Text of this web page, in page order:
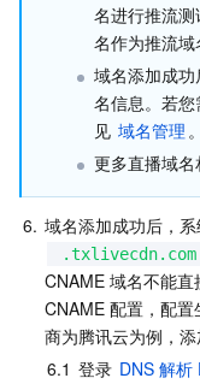
弹性公网 IP
全球应用加速
腾讯云数据仓库
腾讯云数据仓库
腾讯云 BI
多模态智能数据湖
机器翻译
文字识别
智能音乐平台
腾讯云智能体开发
知识引擎原子能力
腾讯混元生3D
腾讯混元大模型
物联网通信
消息队列
消息队列
消息队列 Pulsar 版
移动推送
邮件推送
即时通信 IM
实时音视频
视频服务
媒体直播
媒体点播
名进行推流
名作为推流域
域名添加成
名信息。若
见 域名管理 。
更多直播域
6. 域名添加成功后，
.txlivecdn.com
CNAME 域名不能
CNAME 配置，配
商为腾讯云为例，
6.1 登录 DNS 解析